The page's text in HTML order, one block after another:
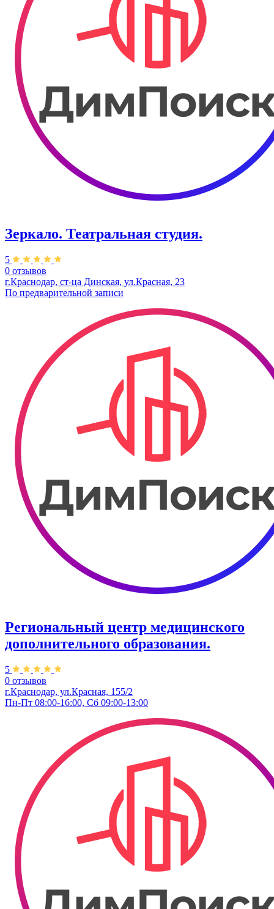
Зеркало. Театральная студия.
5
0 отзывов
г.Краснодар, ст-ца Динская, ул.Красная, 23
По предварительной записи
Региональный центр медицинского
дополнительного образования.
5
0 отзывов
г.Краснодар, ул.Красная, 155/2
Пн-Пт 08:00-16:00, Сб 09:00-13:00